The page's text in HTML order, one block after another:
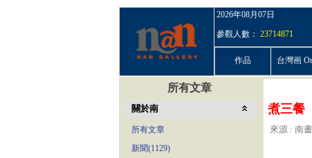
2026年08月07日
參觀人數： 23714871
作品 台灣画
所有文章
關於南
所有文章
新聞(1129)
煮三餐
來源 : 南